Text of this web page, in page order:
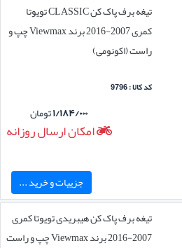
تیغه برف پاک کن CLASSIC تویوتا
کمری 2007-2016 برند Viewmax چپ و
راست (اکونومی)
کد کالا : 9796
۱/۱۸۴/۰۰۰تومان
امکان ارسال روزانه
جزییات و خرید ...
تیغه برف پاک کن هیبریدی تویوتا کمری
2007-2016 برند Viewmax چپ و راست